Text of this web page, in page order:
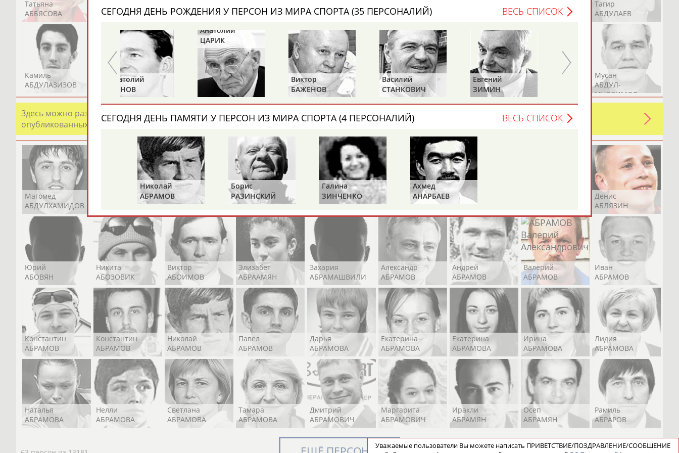
Татьяна
АББЯСОВА
АБДИКАРИМОВА
АБДРАХМАНОВ
АБДРАХМАНОВ
АБДРАХМАНОВА
АБДУВАЛИЕВ
АБДУЛАЕВ
Тагир
АБДУЛАЕВ
Камиль
АБДУЛАЗИЗОВ
Загалав
АБДУЛБЕКОВ
Камалудин
АБДУЛДАУДОВ
Абдула
АБДУЛЖАЛИЛОВ
Магомед
АБДУЛКАГИРОВ
Назир
АБДУЛЛАЕВ
Аслан
АБДУЛЛИН
Эмиль
АБДУЛЛИН
Мусан
АБДУЛ-
МУСЛИМОВ
Здесь можно разместить информацию о хорошо известном спортсмене, тренере, специалисте или исправить какую-либо ошибку в уже
опубликованных записях. Страна должна знать своих героев! Герои спорта - это одни из главных патриотов своей страны!
Магомед
АБДУЛХАМИДОВ
АБДУРАХМАНОВ
Адлан
АБДУРАШИДОВ
Рустам
АБДУРАШИДОВ
Магомед
АБДУСАЛАМОВ
Нурлан
АБДЫКАЛЫКОВ
Эдуард
АБЗАЛИМОВ
Денис
АБЛЯЗИН
Юрий
АБОВЯН
Никита
АБОЗОВИК
Виктор
АБОИМОВ
Элизабет
АБРААМЯН
Захария
АБРАМАШВИЛИ
Александр
АБРАМОВ
Андрей
АБРАМОВ
Валерий
АБРАМОВ
Иван
АБРАМОВ
Константин
АБРАМОВ
Константин
АБРАМОВ
Николай
АБРАМОВ
Павел
АБРАМОВ
Дарья
АБРАМОВА
Екатерина
АБРАМОВА
Екатерина
АБРАМОВА
Ирина
АБРАМОВА
Лидия
АБРАМОВА
Наталья
АБРАМОВА
Нелли
АБРАМОВА
Светлана
АБРАМОВА
Тамара
АБРАМОВА
Дмитрий
АБРАМОВИЧ
Маргарита
АБРАМОВИЧ
Иракли
АБРАМЯН
Осеп
АБРАМЯН
Рамиль
АБРАРОВ
СЕГОДНЯ ДЕНЬ РОЖДЕНИЯ У ПЕРСОН ИЗ МИРА СПОРТА (35 ПЕРСОНАЛИЙ) ВЕСЬ СПИСОК
Анатолий
ИОНОВ
Анатолий
ЦАРИК
Виктор
БАЖЕНОВ
Василий
СТАНКОВИЧ
Евгений
ЗИМИН
Николай
АВИЛОВ
Анатолий
БЫКОВ
СЕГОДНЯ ДЕНЬ ПАМЯТИ У ПЕРСОН ИЗ МИРА СПОРТА (4 ПЕРСОНАЛИЙ) ВЕСЬ СПИСОК
Николай
АБРАМОВ
Борис
РАЗИНСКИЙ
Галина
ЗИНЧЕНКО
Ахмед
АНАРБАЕВ
Уважаемые пользователи Вы можете написать ПРИВЕТСТВИЕ/ПОЗДРАВЛЕНИЕ/СООБЩЕНИЕ